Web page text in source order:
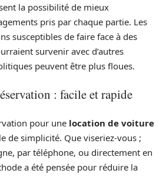
la possibilité de mieux
pris par chaque partie. Les
susceptibles de faire face à des
survenir avec d’autres
peuvent être plus floues.
: facile et rapide
pour une location de voiture
de simplicité. Que viseriez-vous ;
par téléphone, ou directement en
a été pensée pour réduire la